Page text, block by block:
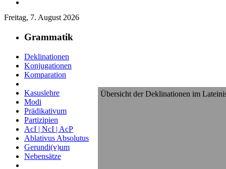
Freitag, 7. August 2026
Grammatik
Deklinationen
Konjugationen
Komparation
Kasuslehre
Modi
Prädikativum
Partizipien
AcI | NcI | AcP
Ablativus Absolutus
Gerundi(v)um
Nebensätze
Übersicht der Deklinationen im